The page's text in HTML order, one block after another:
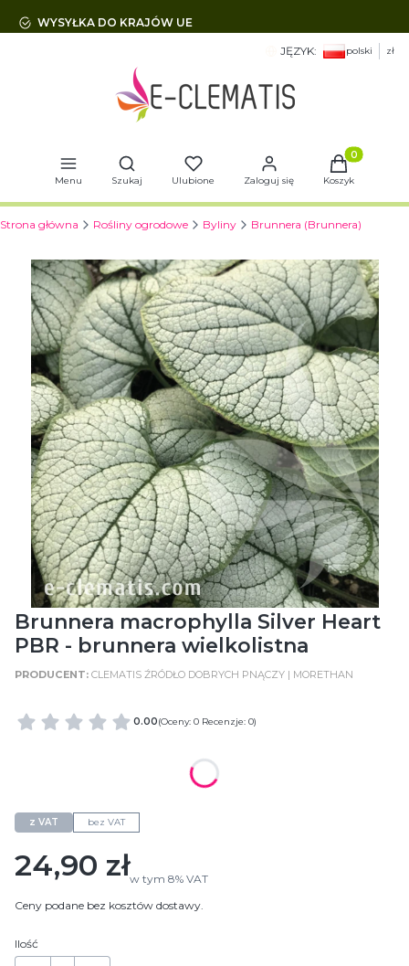
WYSYŁKA DO KRAJÓW UE
JĘZYK: polski zł
Menu
Otwórz wyszukiwarkę
Szukaj Ulubione Zaloguj się
Produkty
Koszyk
Strona główna Rośliny ogrodowe Byliny Brunnera (Brunnera)
Brunnera macrophylla Silver Heart
PBR - brunnera wielkolistna
CLEMATIS ŹRÓDŁO DOBRYCH PNĄCZY | MORETHAN
0.00(Oceny: 0 Recenzje: 0)
z VAT bez VAT
Cena
24,90 złw tym 8% VAT
Ceny podane bez kosztów dostawy.
Ilość